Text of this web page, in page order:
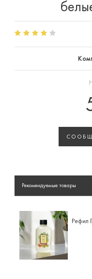
Рекомендуемые товары
Рефил